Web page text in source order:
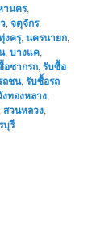
านคร,
,จตุจักร,
งครุ,นครนายก,
,บางแค,
อซากรถ,รับซื้อ
ถชน,รับซื้อรถ
งทองหลาง,
สวนหลวง,
บุรี